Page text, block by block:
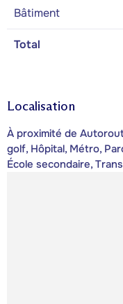
Bâtiment
Total
Localisation
À proximité de
golf, Hôpital, Métro,
École secondaire,